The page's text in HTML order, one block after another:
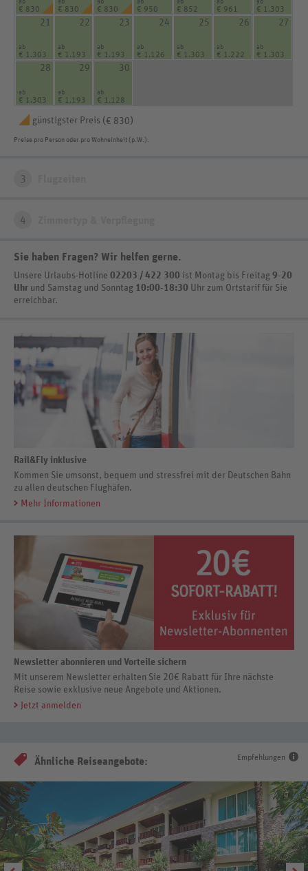
ab
€ 830
ab
€ 830
ab
€ 830
ab
€ 950
ab
€ 852
ab
€ 961
ab
€ 1.303
21
ab
€ 1.303
22
ab
€ 1.193
23
ab
€ 1.193
24
ab
€ 1.126
25
ab
€ 1.303
26
ab
€ 1.222
27
ab
€ 1.303
28
ab
€ 1.303
29
ab
€ 1.193
30
ab
€ 1.128
günstigster Preis (€ 830)
Preise pro Person oder pro Wohneinheit (p.W.).
3
4
Sie haben Fragen? Wir helfen gerne.
Unsere Urlaubs-Hotline 02203 / 422 300 ist Montag bis Freitag 9-20
Uhr und Samstag und Sonntag 10:00-18:30 Uhr zum Ortstarif für Sie
erreichbar.
Rail&Fly inklusive
Kommen Sie umsonst, bequem und stressfrei mit der Deutschen Bahn
zu allen deutschen Flughäfen.
Mehr Informationen
Newsletter abonnieren und Vorteile sichern
Mit unserem Newsletter erhalten Sie 20€ Rabatt für Ihre nächste
Reise sowie exklusive neue Angebote und Aktionen.
Jetzt anmelden
Empfehlungen
Ähnliche Reiseangebote: